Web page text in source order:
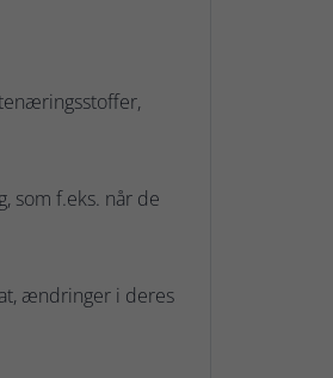
som f.eks. når de
ændringer i deres